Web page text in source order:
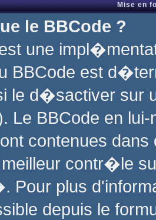
Mise en
le BBCode ?
une
BBCode est
le d�sactiver sur
Le BBCode en
contenues
contr�le
plus
depuis le